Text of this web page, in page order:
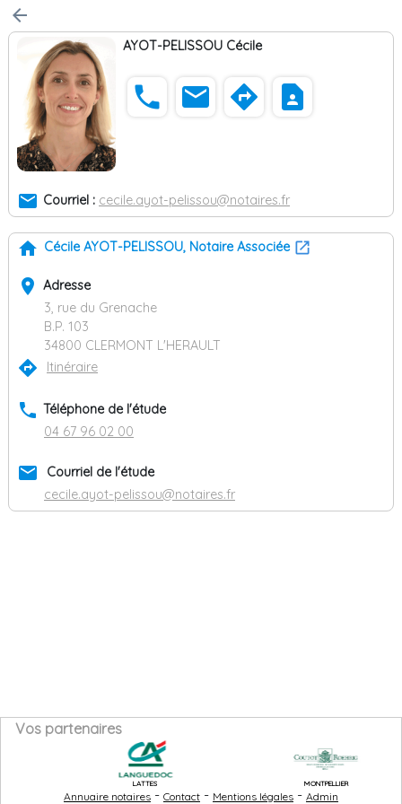
arrow_back
AYOT-PELISSOU Cécile
phone email directions contact_page
email Courriel : cecile.ayot-pelissou@notaires.fr
home Cécile AYOT-PELISSOU, Notaire Associée
place Adresse
3, rue du Grenache
B.P. 103
34800 CLERMONT L'HERAULT
directions Itinéraire
phone Téléphone de l'étude
04 67 96 02 00
email
Courriel de l'étude
cecile.ayot-pelissou@notaires.fr
Vos partenaires
LATTES MONTPELLIER
Annuaire notaires - Contact - Mentions légales - Admin